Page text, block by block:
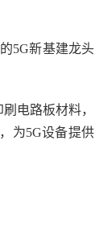
5G新基建龙头
电路板材料，
为5G设备提供